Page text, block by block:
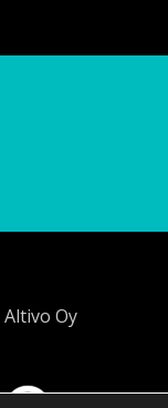
Altivo Oy